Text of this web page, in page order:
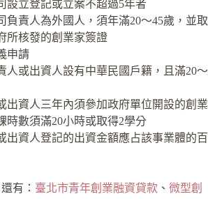
設立登記或立案不超過5年者
負責人為外國人，須年滿20～45歲，並取
所核發的創業家簽證
申請
人或出資人設有中華民國戶籍，且滿20～
出資人三年內須參加政府單位開設的創業
時數須滿20小時或取得2學分
出資人登記的出資金額應占該事業體的百
有： 臺北市青年創業融資貸款 、 微型創